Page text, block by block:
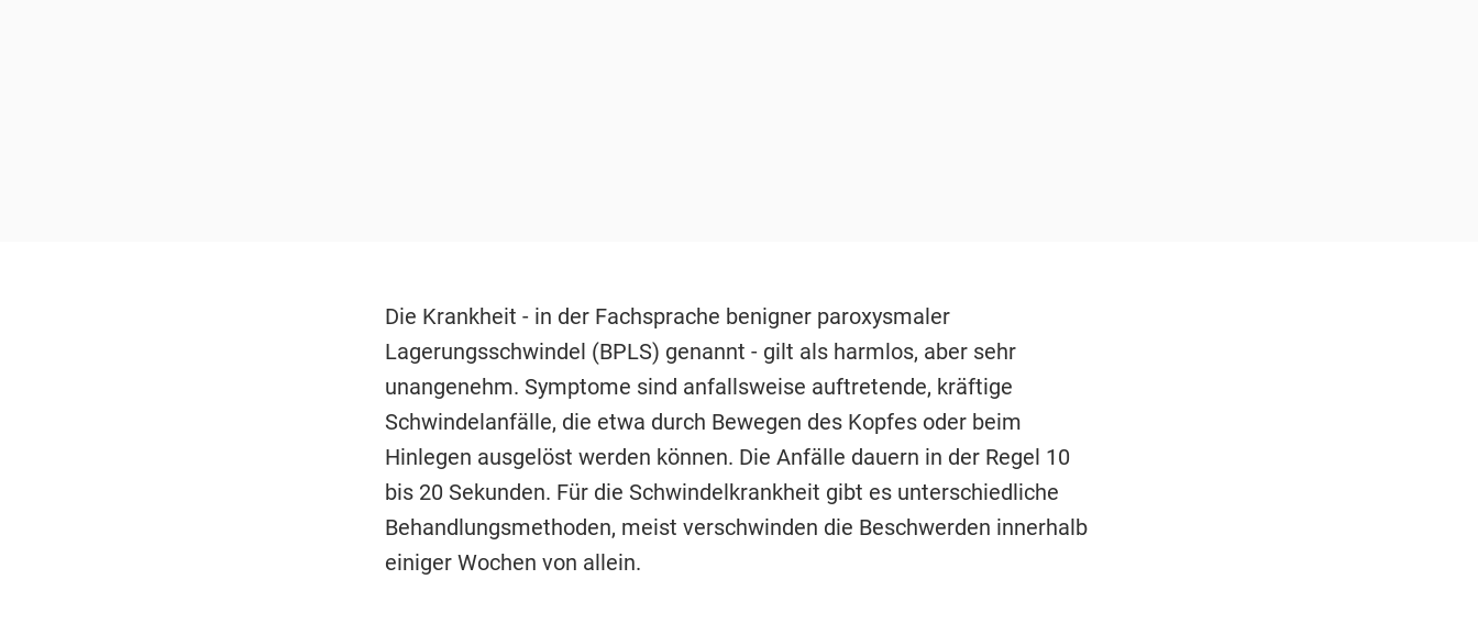
Die Krankheit - in der Fachsprache benigner paroxysmaler
Lagerungsschwindel (BPLS) genannt - gilt als harmlos, aber sehr
unangenehm. Symptome sind anfallsweise auftretende, kräftige
Schwindelanfälle, die etwa durch Bewegen des Kopfes oder beim
Hinlegen ausgelöst werden können. Die Anfälle dauern in der Regel 10
bis 20 Sekunden. Für die Schwindelkrankheit gibt es unterschiedliche
Behandlungsmethoden, meist verschwinden die Beschwerden innerhalb
einiger Wochen von allein.